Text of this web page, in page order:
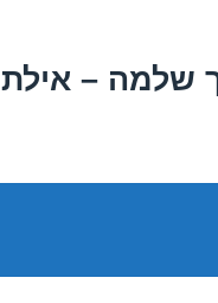
שלמה – אילת